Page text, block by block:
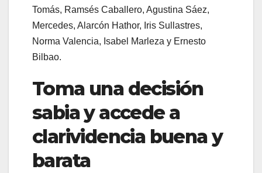
Tomás, Ramsés Caballero, Agustina Sáez,
Mercedes, Alarcón Hathor, Iris Sullastres,
Norma Valencia, Isabel Marleza y Ernesto
Bilbao.
Toma una decisión
sabia y accede a
clarividencia buena y
barata